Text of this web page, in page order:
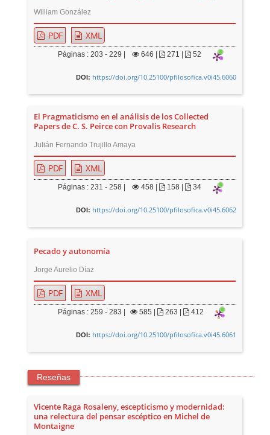
William González
PDF XML
Páginas : 203 - 229 | 646 271 | 52
DOI: https://doi.org/10.25100/pfilosofica.v0i45.6060
El Pragmaticismo en el análisis de los Collected
Papers de C. S. Peirce con Provalis Research
Julián Fernando Trujillo Amaya
PDF XML
Páginas : 231 - 258 | 458| 158 | 34
DOI: https://doi.org/10.25100/pfilosofica.v0i45.6062
Pecado y autonomía
Jorge Aurelio Díaz
PDF XML
Páginas : 259 - 283 | 585 263 | 412
DOI: https://doi.org/10.25100/pfilosofica.v0i45.6061
Reseñas
Vicente Raga Rosaleny, escepticismo y modernidad:
una relectura del pensar escéptico en Michel de
Montaigne